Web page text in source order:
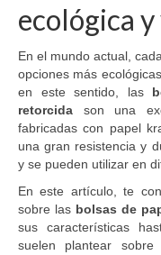
ecológica
En el mundo actual,
opciones más
en este sentido, las
retorcida son una
fabricadas con papel
una gran resistencia y
y se pueden utilizar en
En este artículo, te
sobre las bolsas de
sus características
suelen plantear